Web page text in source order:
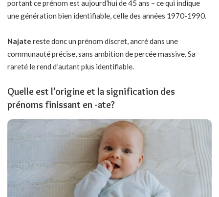
portant ce prénom est aujourd’hui de 45 ans – ce qui indique
une génération bien identifiable, celle des années 1970-1990.
Najate reste doncun prénom discret, ancré dans une
communauté précise, sans ambition de percée massive. Sa
rareté le rend d’autant plus identifiable.
Quelle est l’origine et la signification des
prénoms finissant en -ate?